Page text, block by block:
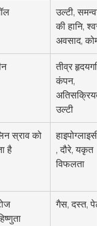
उल्टी,
की हानि,
अवसाद, कोमा
तीव्र
कंपन,
उल्टी
स्राव को
है
, दौरे, यकृत
विफलता
गैस, दस्त, पेट